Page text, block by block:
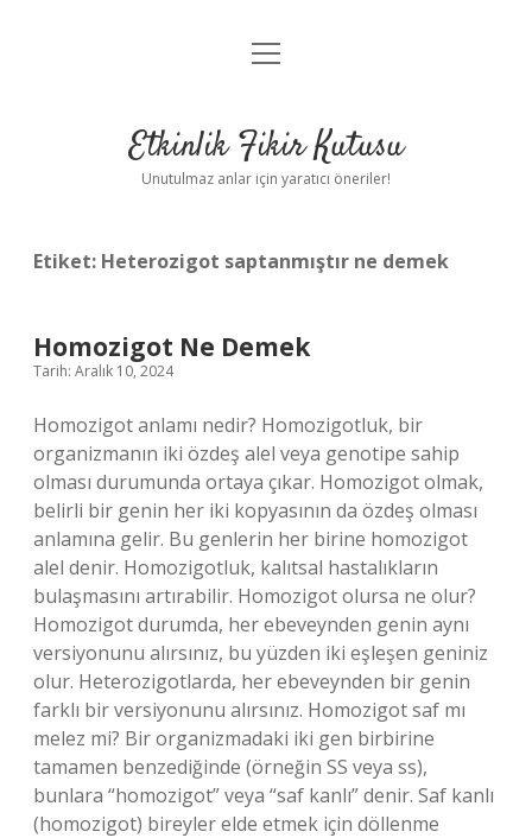
Anasayfa
Yasal Uyarı
menüyü
Etkinlik Fikir Kutusu
Unutulmaz anlar için yaratıcı öneriler!
Etiket: Heterozigot saptanmıştır ne demek
Homozigot Ne Demek
Tarih: Aralık 10, 2024
Homozigot anlamı nedir? Homozigotluk, bir
organizmanın iki özdeş alel veya genotipe sahip
olması durumunda ortaya çıkar. Homozigot olmak,
belirli bir genin her iki kopyasının da özdeş olması
anlamına gelir. Bu genlerin her birine homozigot
alel denir. Homozigotluk, kalıtsal hastalıkların
bulaşmasını artırabilir. Homozigot olursa ne olur?
Homozigot durumda, her ebeveynden genin aynı
versiyonunu alırsınız, bu yüzden iki eşleşen geniniz
olur. Heterozigotlarda, her ebeveynden bir genin
farklı bir versiyonunu alırsınız. Homozigot saf mı
melez mi? Bir organizmadaki iki gen birbirine
tamamen benzediğinde (örneğin SS veya ss),
bunlara “homozigot” veya “saf kanlı” denir. Saf kanlı
(homozigot) bireyler elde etmek için döllenme